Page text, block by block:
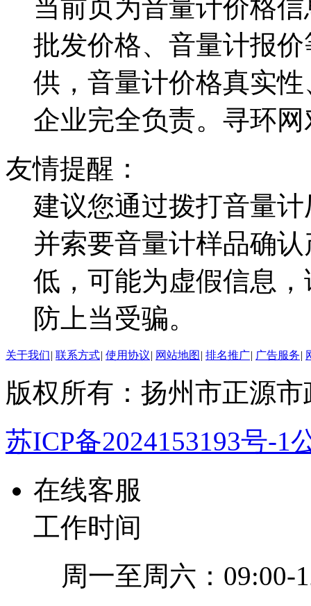
当前页为音量计价格
批发价格、音量计报
供，音量计价格真实
企业完全负责。寻环
友情提醒：
建议您通过拨打音量
并索要音量计样品确
低，可能为虚假信息
防上当受骗。
关于我们| 联系方式| 使用协议| 网站地图 | 排名推广| 广告服务|
版权所有：扬州市正源
苏ICP备2024153193号-1
在线客服
工作时间
周一至周六：09:00-